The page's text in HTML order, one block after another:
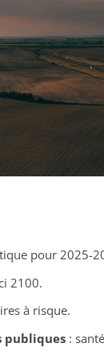
pour 2025-
2100.
à risque.
publiques: